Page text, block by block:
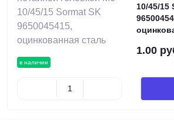
в наличии
10/45/15
1.00